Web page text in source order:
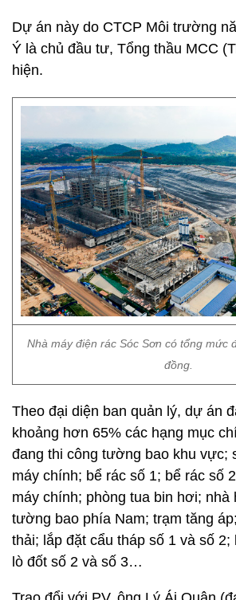
Dự án này do CTCP Môi trường
Ý là chủ đầu tư, Tổng thầu MCC
hiện.
Nhà máy điện rác Sóc Sơn có tổng mức
đồng.
Theo đại diện ban quản lý, dự án
khoảng hơn 65% các hạng mục
đang thi công tường bao khu vực;
máy chính; bể rác số 1; bể rác số
máy chính; phòng tua bin hơi; nhà
tường bao phía Nam; trạm tăng
thải; lắp đặt cẩu tháp số 1 và số 2;
lò đốt số 2 và số 3…